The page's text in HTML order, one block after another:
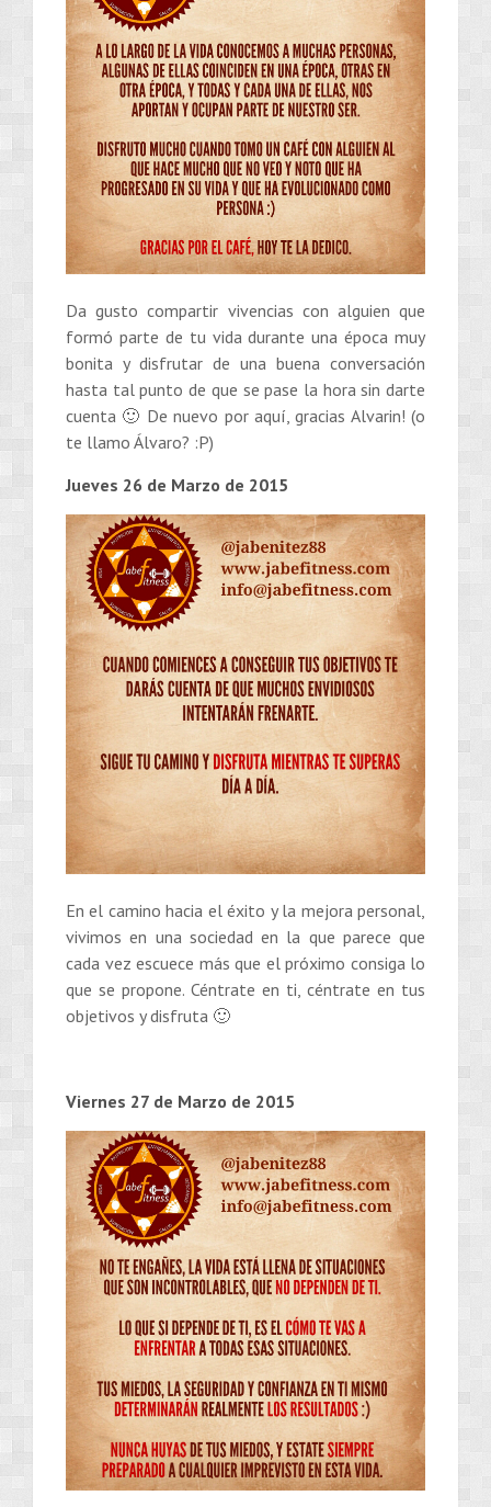
Da gusto compartir vivencias con alguien que
formó parte de tu vida durante una época muy
bonita y disfrutar de una buena conversación
hasta tal punto de que se pase la hora sin darte
cuenta 🙂 De nuevo por aquí, gracias Alvarin! (o
te llamo Álvaro? :P)
Jueves 26 de Marzo de 2015
En el camino hacia el éxito y la mejora personal,
vivimos en una sociedad en la que parece que
cada vez escuece más que el próximo consiga lo
que se propone. Céntrate en ti, céntrate en tus
objetivos y disfruta 🙂
Viernes 27 de Marzo de 2015